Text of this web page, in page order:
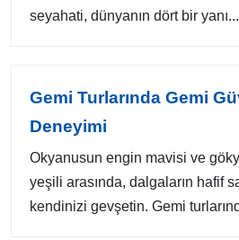
seyahati, dünyanın dört bir yanı...
Gemi Turlarında Gemi
Deneyimi
Okyanusun engin mavisi ve
yeşili arasında, dalgaların hafif
kendinizi gevşetin. Gemi